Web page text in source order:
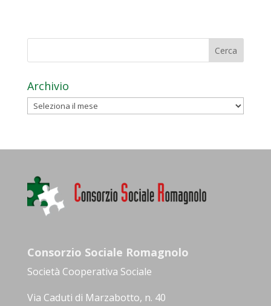
Archivio
Archivio
Consorzio Sociale Romagnolo
Società Cooperativa Sociale
Via Caduti di Marzabotto, n. 40